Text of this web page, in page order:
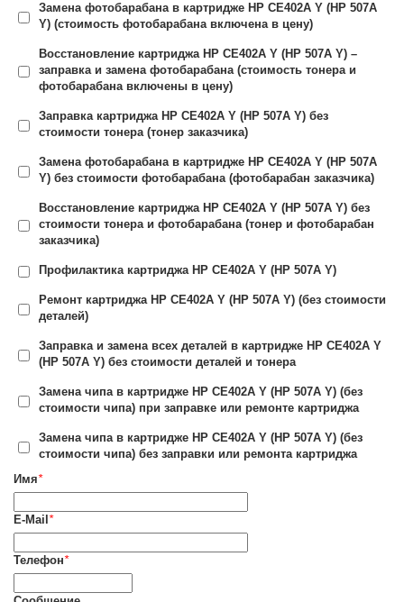
Замена фотобарабана в картридже HP CE402A Y (HP 507A
Y) (стоимость фотобарабана включена в цену)
Восстановление картриджа HP CE402A Y (HP 507A Y) –
заправка и замена фотобарабана (стоимость тонера и
фотобарабана включены в цену)
Заправка картриджа HP CE402A Y (HP 507A Y) без
стоимости тонера (тонер заказчика)
Замена фотобарабана в картридже HP CE402A Y (HP 507A
Y) без стоимости фотобарабана (фотобарабан заказчика)
Восстановление картриджа HP CE402A Y (HP 507A Y) без
стоимости тонера и фотобарабана (тонер и фотобарабан
заказчика)
Профилактика картриджа HP CE402A Y (HP 507A Y)
Ремонт картриджа HP CE402A Y (HP 507A Y) (без стоимости
деталей)
Заправка и замена всех деталей в картридже HP CE402A Y
(HP 507A Y) без стоимости деталей и тонера
Замена чипа в картридже HP CE402A Y (HP 507A Y) (без
стоимости чипа) при заправке или ремонте картриджа
Замена чипа в картридже HP CE402A Y (HP 507A Y) (без
стоимости чипа) без заправки или ремонта картриджа
Имя*
E-Mail *
Телефон*